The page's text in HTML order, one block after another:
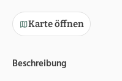
Karte öffnen
Beschreibung